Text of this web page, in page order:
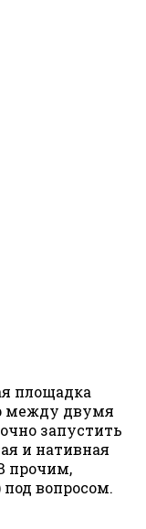
площадка
между двумя
запустить
и нативная
прочим,
вопросом.